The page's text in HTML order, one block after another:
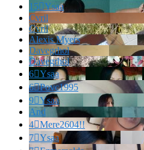
15Ysaa
Cvril
Cvril
Alexis Myers
Davegrhol
Davegrhol
6Ysaa
6Povc1995
9Ysaa
And
4Mere2604!!
7Ysaa